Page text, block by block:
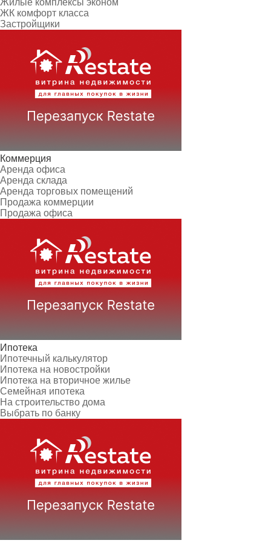
Жилые комплексы эконом
ЖК комфорт класса
Застройщики
Коммерция
Аренда офиса
Аренда склада
Аренда торговых помещений
Продажа коммерции
Продажа офиса
Ипотека
Ипотечный калькулятор
Ипотека на новостройки
Ипотека на вторичное жилье
Семейная ипотека
На строительство дома
Выбрать по банку